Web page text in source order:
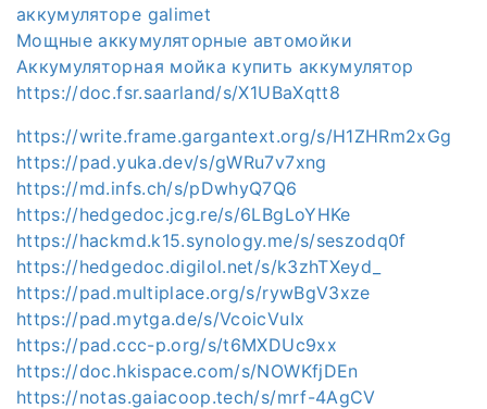
аккумуляторе galimet
Мощные аккумуляторные автомойки
Аккумуляторная мойка купить аккумулятор
https://doc.fsr.saarland/s/X1UBaXqtt8
https://write.frame.gargantext.org/s/H1ZHRm2xGg
https://pad.yuka.dev/s/gWRu7v7xng
https://md.infs.ch/s/pDwhyQ7Q6
https://hedgedoc.jcg.re/s/6LBgLoYHKe
https://hackmd.k15.synology.me/s/seszodq0f
https://hedgedoc.digilol.net/s/k3zhTXeyd_
https://pad.multiplace.org/s/rywBgV3xze
https://pad.mytga.de/s/VcoicVuIx
https://pad.ccc-p.org/s/t6MXDUc9xx
https://doc.hkispace.com/s/NOWKfjDEn
https://notas.gaiacoop.tech/s/mrf-4AgCV